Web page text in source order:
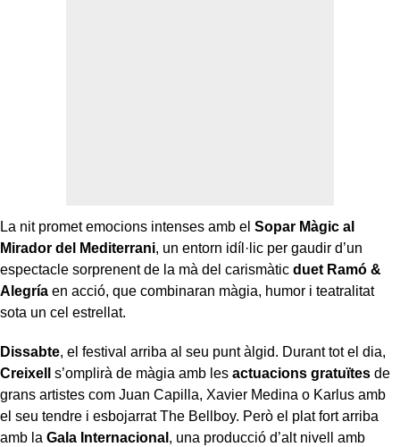
La nit promet emocions intenses amb el Sopar Màgic al
Mirador del Mediterrani, un entorn idíl·lic per gaudir d’un
espectacle sorprenent de la mà del carismàtic duet Ramó &
Alegría en acció, que combinaran màgia, humor i teatralitat
sota un cel estrellat.
Dissabte, el festival arriba al seu punt àlgid. Durant tot el dia,
Creixell s’omplirà de màgia amb les actuacions gratuïtes de
grans artistes com Juan Capilla, Xavier Medina o Karlus amb
el seu tendre i esbojarrat The Bellboy. Però el plat fort arriba
amb la Gala Internacional , una producció d’alt nivell amb